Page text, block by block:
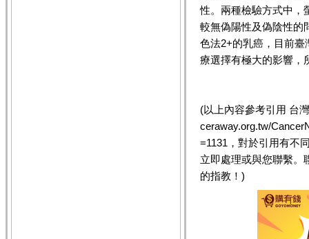
性。兩種檢驗方式中，
較無偽陽性及偽陰性的
色法2+的乳癌，目前
療選擇有極大的影響，
(以上內容參考引用 台
ceraway.org.tw/
=1131，對於引用有不
立即處理或與您聯繫。
的指教！)